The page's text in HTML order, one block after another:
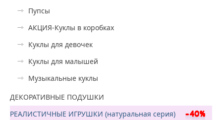
Пупсы
АКЦИЯ-Куклы в коробках
Куклы для девочек
Куклы для малышей
Музыкальные куклы
ДЕКОРАТИВНЫЕ ПОДУШКИ
РЕАЛИСТИЧНЫЕ ИГРУШКИ (натуральная серия)